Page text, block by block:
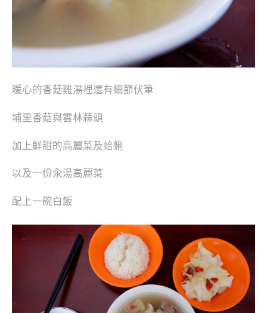
暖心的香菇雞湯裡還有細節伏筆
埔里香菇與雲林蒜頭
加上鮮甜的高麗菜及蛤蜊
以及一份汆湯高麗菜
配上一碗白飯